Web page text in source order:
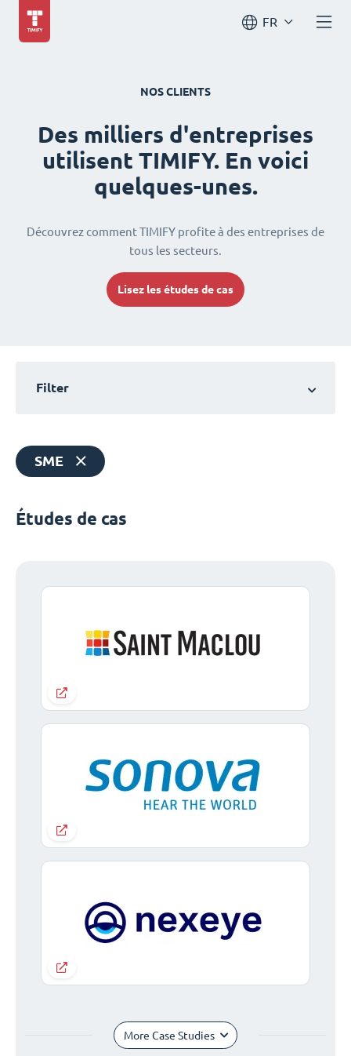
FR
NOS CLIENTS
Des milliers d'entreprises
utilisent TIMIFY. En voici
quelques-unes.
Découvrez comment TIMIFY profite à des entreprises de
tous les secteurs.
Lisez les études de cas
Filter
SME
Études de cas
More Case Studies